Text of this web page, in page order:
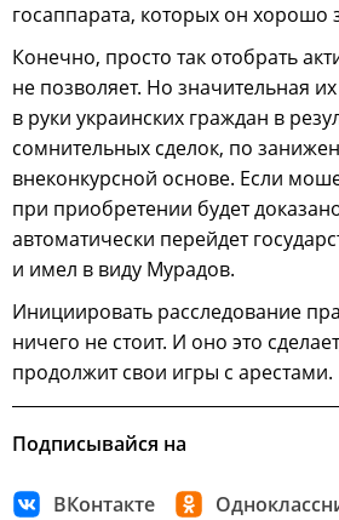
госаппарата, которых он хорошо
Конечно, просто так отобрать
не позволяет. Но значительная
в руки украинских граждан в
сомнительных сделок, по
внеконкурсной основе. Если
при приобретении будет
автоматически перейдет
и имел в виду Мурадов.
Инициировать расследование
ничего не стоит. И оно это
продолжит свои игры с арестами.
Подписывайся на
ВКонтакте